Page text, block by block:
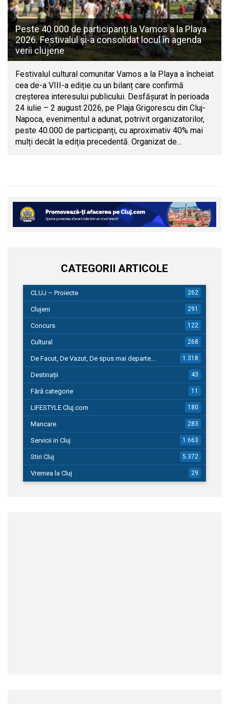
Peste 40.000 de participanți la Vamos a la Playa
2026. Festivalul și-a consolidat locul în agenda
verii clujene
Festivalul cultural comunitar Vamos a la Playa a încheiat
cea de-a VIII-a ediție cu un bilanț care confirmă
creșterea interesului publicului. Desfășurat în perioada
24 iulie – 2 august 2026, pe Plaja Grigorescu din Cluj-
Napoca, evenimentul a adunat, potrivit organizatorilor,
peste 40.000 de participanți, cu aproximativ 40% mai
mulți decât la ediția precedentă. Organizat de…
CATEGORII ARTICOLE
CLUJ – Proiecte 262
Clujeni 291
Concurs 122
Cultural 268
De Facut, De Vazut, De spus mai departe… 1.318
Destinații 43
Fără categorie 11
LIFESTYLE Cluj.com 180
Mancare 283
Servicii in Cluj 1.663
Stiri Cluj 5.372
Vremea la Cluj 29